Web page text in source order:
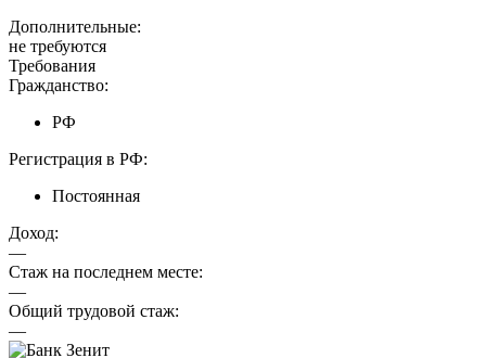
Дополнительные:
не требуются
Требования
Гражданство:
РФ
Регистрация в РФ:
Постоянная
Доход:
—
Стаж на последнем месте:
—
Общий трудовой стаж:
—